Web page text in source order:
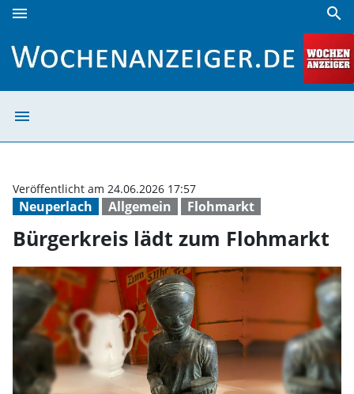
menu search
menu
Neuperlach Allgemein Flohmarkt
Veröffentlicht am 24.06.2026 17:57
Bürgerkreis lädt zum Flohmarkt